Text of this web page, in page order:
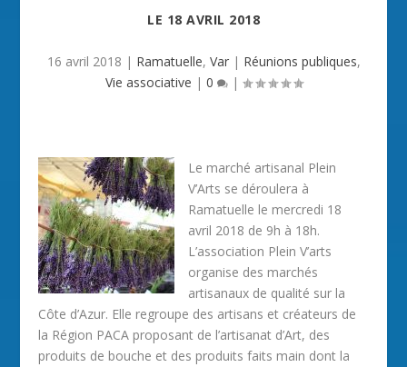
LE 18 AVRIL 2018
16 avril 2018 | Ramatuelle, Var| Réunions publiques,
Vie associative | 0 |
Le marché artisanal Plein
V’Arts se déroulera à
Ramatuelle le mercredi 18
avril 2018 de 9h à 18h.
L’association Plein V’arts
organise des marchés
artisanaux de qualité sur la
Côte d’Azur. Elle regroupe des artisans et créateurs de
la Région PACA proposant de l’artisanat d’Art, des
produits de bouche et des produits faits main dont la